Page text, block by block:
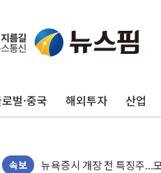
벌·중국 해외투자 산업
속보
유럽증시, 견조한 실적 소
리투아니아 국방 "러, 우크